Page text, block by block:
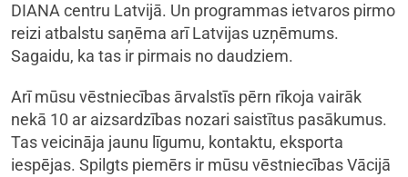
DIANA centru Latvijā. Un programmas ietvaros pirmo
reizi atbalstu saņēma arī Latvijas uzņēmums.
Sagaidu, ka tas ir pirmais no daudziem.
Arī mūsu vēstniecības ārvalstīs pērn rīkoja vairāk
nekā 10 ar aizsardzības nozari saistītus pasākumus.
Tas veicināja jaunu līgumu, kontaktu, eksporta
iespējas. Spilgts piemērs ir mūsu vēstniecības Vācijā